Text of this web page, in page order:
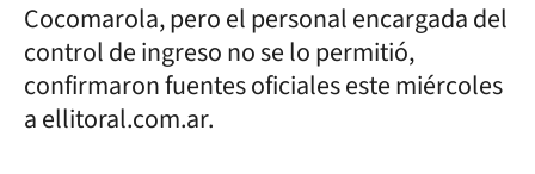
Cocomarola, pero el personal encargada del
control de ingreso no se lo permitió,
confirmaron fuentes oficiales este miércoles
a ellitoral.com.ar.